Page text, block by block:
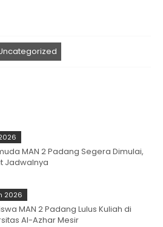
MAN 2 Padang Segera Dimulai,
Jadwalnya
2026
MAN 2 Padang Lulus Kuliah di
Al-Azhar Mesir